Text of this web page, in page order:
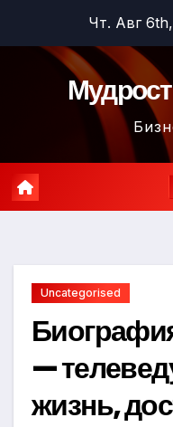
содержимому
Чт. Авг
Uncategorised
—
жизнь,